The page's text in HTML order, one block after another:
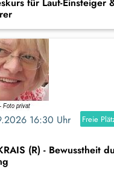
für Lauf-Einsteiger
16:30 Uhr Freie
(R) - Bewusstheit